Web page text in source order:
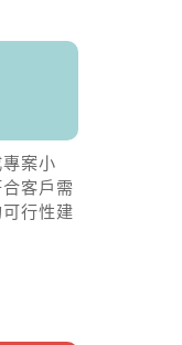
案小
客戶需
行性建